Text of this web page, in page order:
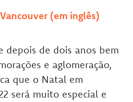
(em inglês)
depois de dois anos bem
e aglomeração,
que o Natal em
será muito especial e